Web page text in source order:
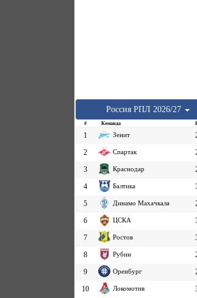
Россия РПЛ 2026/27
# Команда
1 Зенит
2
Спартак
3
Краснодар
4
Балтика
5
Динамо Махачкала
6
ЦСКА
7
Ростов
8
Рубин
9
Оренбург
10
Локомотив